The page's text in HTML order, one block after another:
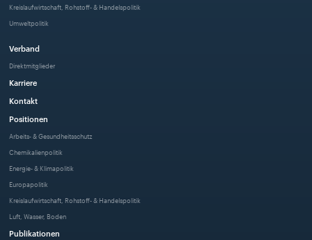
Kreislaufwirtschaft, Rohstoff- & Handelspolitik
Umweltpolitik
Verband
Direktmitglieder
Karriere
Kontakt
Positionen
Arbeits- & Gesundheitsschutz
Chemikalienpolitik
Energie- & Klimapolitik
Europapolitik
Kreislaufwirtschaft, Rohstoff- & Handelspolitik
Luft, Wasser, Boden
Publikationen